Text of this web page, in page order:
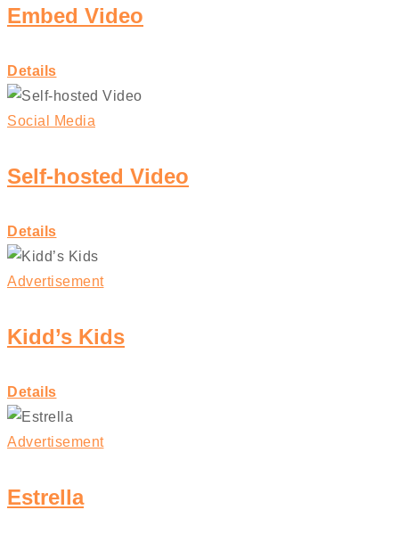
Embed Video
Details
Social Media
Self-hosted Video
Details
Advertisement
Kidd’s Kids
Details
Advertisement
Estrella